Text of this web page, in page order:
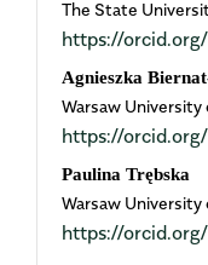
Article
Content
The State
https://
Agnieszka
Warsaw University
https://
Paulina Trębska
Warsaw University
https://